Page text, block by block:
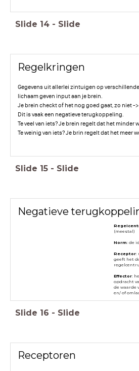
Slide 14 - Slide
Regelkringen
Gegevens uit allerlei zintuigen op
lichaam geven input aan je brein.
Je brein checkt of het nog goed gaat, zo niet -
Dit is vaak een negatieve terugkoppeling.
Te veel van iets? Je brein regelt dat het minder
Te weinig van iets? Je brin regelt dat het meer
Slide 15 - Slide
Negatieve
(meestal)
Norm: de
Receptor:
geeft het
Effector:
opdracht
de waarde
en/ of
Slide 16 - Slide
Receptoren